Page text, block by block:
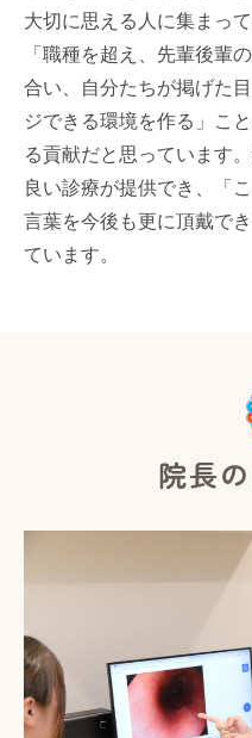
大切に思える人に集まっ
「職種を超え、先輩後輩
合い、自分たちが掲げた
ジできる環境を作る」こ
る貢献だと思っています
良い診療が提供でき、「
言葉を今後も更に頂戴で
ています。
院長